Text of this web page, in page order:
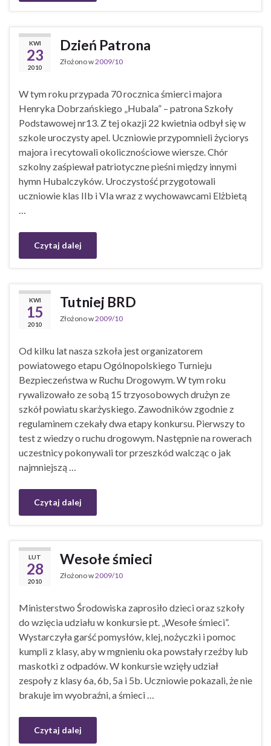
KWI
23
2010
Dzień Patrona
Złożono w2009/10
W tym roku przypada 70 rocznica śmierci majora
Henryka Dobrzańskiego „Hubala” – patrona Szkoły
Podstawowej nr13. Z tej okazji 22 kwietnia odbył się w
szkole uroczysty apel. Uczniowie przypomnieli życiorys
majora i recytowali okolicznościowe wiersze. Chór
szkolny zaśpiewał patriotyczne pieśni między innymi
hymn Hubalczyków. Uroczystość przygotowali
uczniowie klas IIb i VIa wraz z wychowawcami Elżbietą
…
Czytaj dalej
KWI
15
2010
Tutniej BRD
Złożono w2009/10
Od kilku lat nasza szkoła jest organizatorem
powiatowego etapu Ogólnopolskiego Turnieju
Bezpieczeństwa w Ruchu Drogowym. W tym roku
rywalizowało ze sobą 15 trzyosobowych drużyn ze
szkół powiatu skarżyskiego. Zawodników zgodnie z
regulaminem czekały dwa etapy konkursu. Pierwszy to
test z wiedzy o ruchu drogowym. Następnie na rowerach
uczestnicy pokonywali tor przeszkód walcząc o jak
najmniejszą …
Czytaj dalej
LUT
28
2010
Wesołe śmieci
Złożono w2009/10
Ministerstwo Środowiska zaprosiło dzieci oraz szkoły
do wzięcia udziału w konkursie pt. „Wesołe śmieci”.
Wystarczyła garść pomysłów, klej, nożyczki i pomoc
kumpli z klasy, aby w mgnieniu oka powstały rzeźby lub
maskotki z odpadów. W konkursie wzięły udział
zespoły z klasy 6a, 6b, 5a i 5b. Uczniowie pokazali, że nie
brakuje im wyobraźni, a śmieci …
Czytaj dalej